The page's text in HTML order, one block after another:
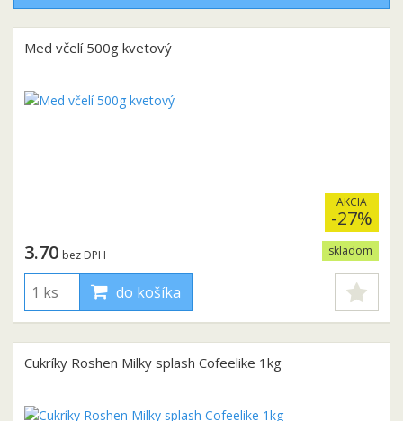
Med včelí 500g kvetový
AKCIA
-27%
skladom
3.70 bez DPH
do košíka
Cukríky Roshen Milky splash Cofeelike 1kg